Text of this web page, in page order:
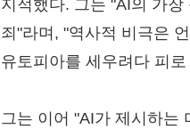
지적했다. 그는 "AI의 가장
죄"라며, "역사적 비극은
유토피아를 세우려다 피
그는 이어 "AI가 제시하는